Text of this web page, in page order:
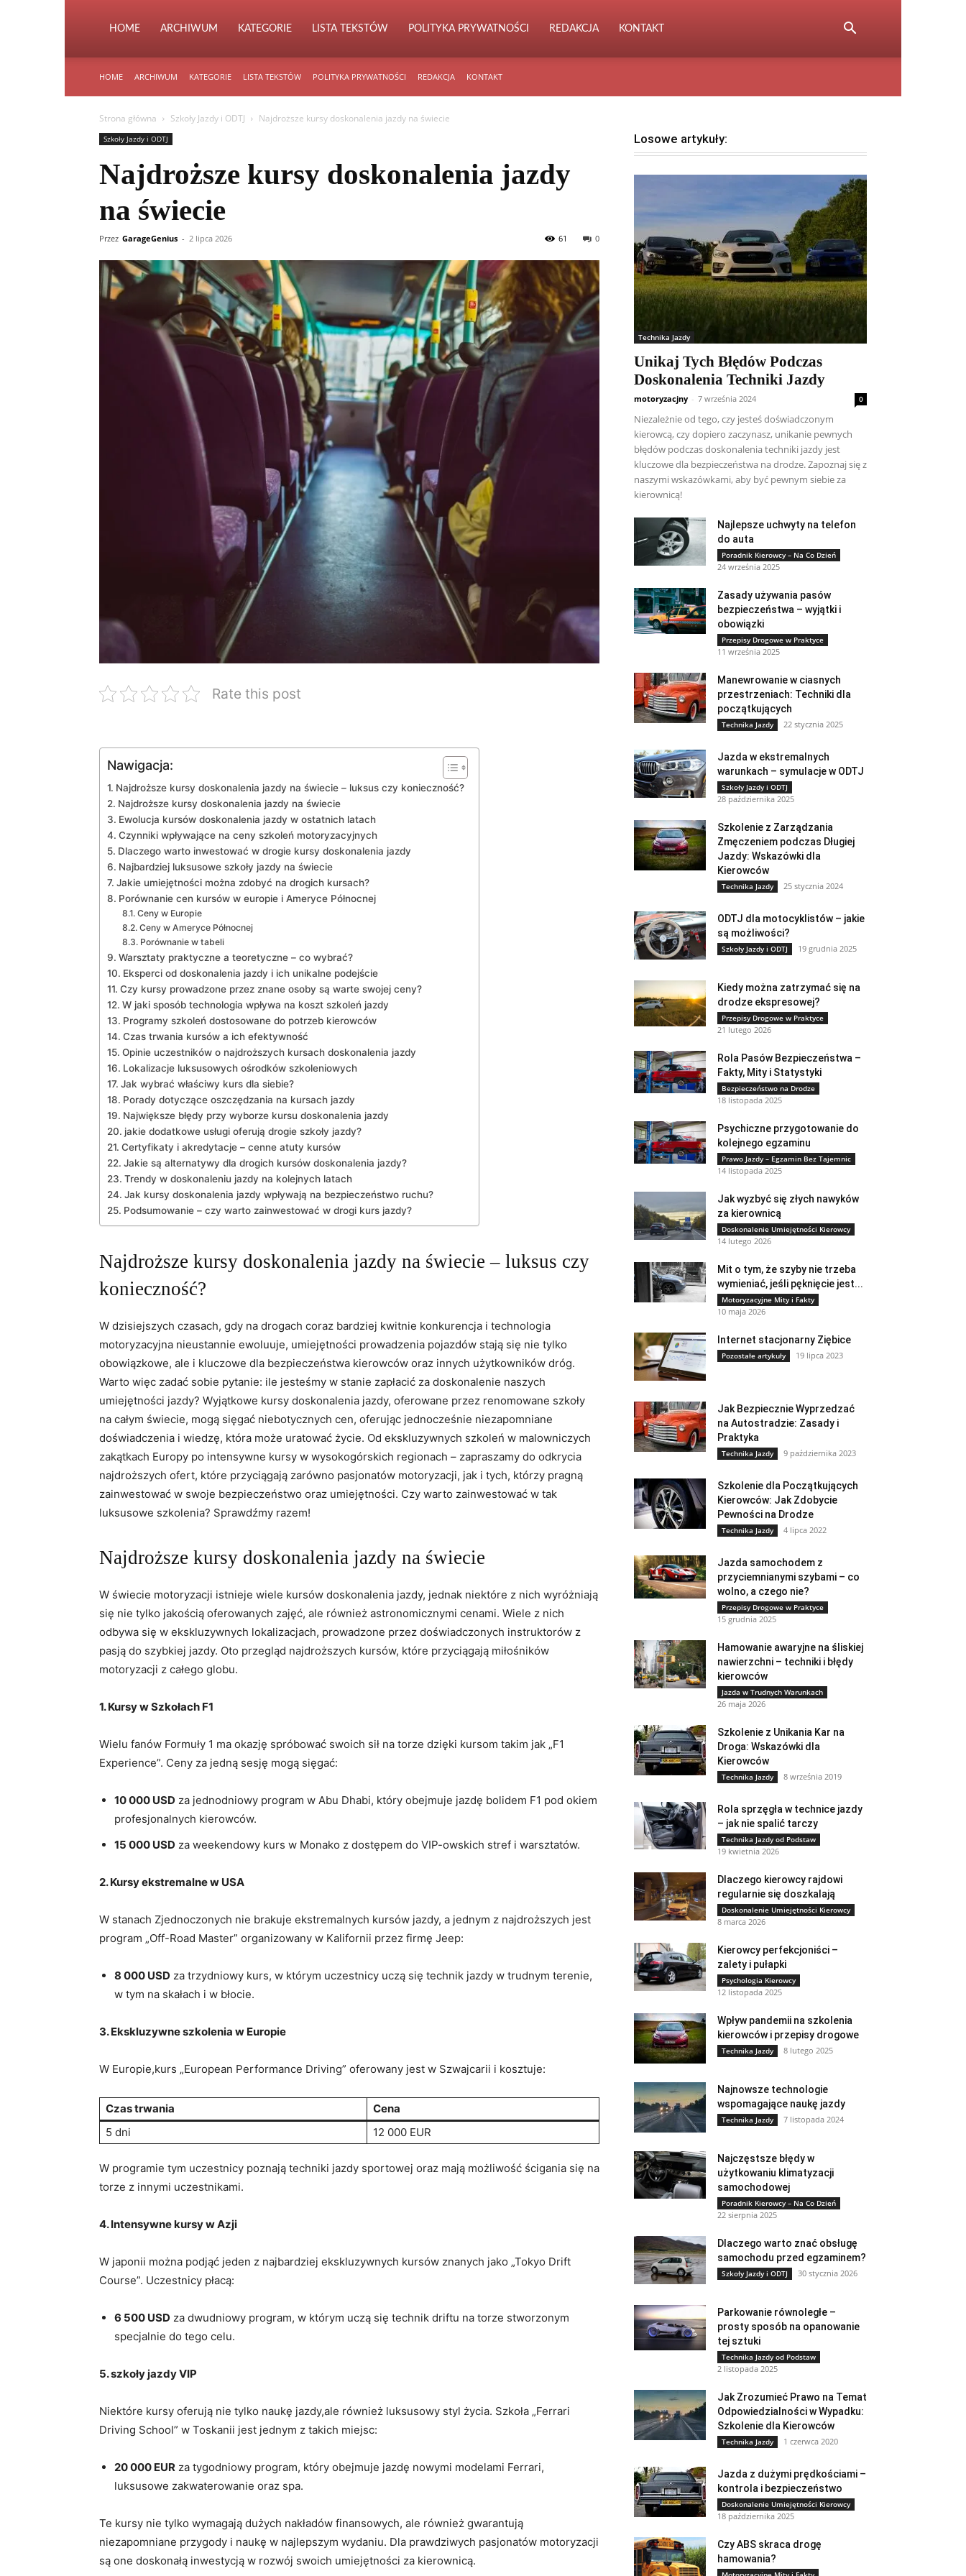
HOME ARCHIWUM KATEGORIE LISTA TEKSTÓW POLITYKA PRYWATNOŚCI REDAKCJA KONTAKT
HOME ARCHIWUM KATEGORIE LISTA TEKSTÓW POLITYKA PRYWATNOŚCI REDAKCJA KONTAKT
Strona główna Szkoły Jazdy i ODTJ Najdroższe kursy doskonalenia jazdy na świecie
Szkoły Jazdy i ODTJ
Najdroższe kursy doskonalenia jazdy
na świecie
Przez GarageGenius - 2 lipca 2026 0
61
Rate this post
Nawigacja:
Najdroższe kursy doskonalenia jazdy na świecie – luksus czy konieczność?
Najdroższe kursy doskonalenia jazdy na świecie
Ewolucja kursów doskonalenia jazdy w ostatnich latach
Czynniki wpływające na ceny szkoleń motoryzacyjnych
Dlaczego warto inwestować w drogie kursy doskonalenia jazdy
Najbardziej luksusowe szkoły jazdy na świecie
Jakie umiejętności można zdobyć na drogich kursach?
Porównanie cen kursów w europie i Ameryce Północnej
Ceny w Europie
Ceny w Ameryce Północnej
Porównanie w tabeli
Warsztaty praktyczne a teoretyczne – co wybrać?
Eksperci od doskonalenia jazdy i ich unikalne podejście
Czy kursy prowadzone przez znane osoby są warte swojej ceny?
W jaki sposób technologia wpływa na koszt szkoleń jazdy
Programy szkoleń dostosowane do potrzeb kierowców
Czas trwania kursów a ich efektywność
Opinie uczestników o najdroższych kursach doskonalenia jazdy
Lokalizacje luksusowych ośrodków szkoleniowych
Jak wybrać właściwy kurs dla siebie?
Porady dotyczące oszczędzania na kursach jazdy
Największe błędy przy wyborze kursu doskonalenia jazdy
jakie dodatkowe usługi oferują drogie szkoły jazdy?
Certyfikaty i akredytacje – cenne atuty kursów
Jakie są alternatywy dla drogich kursów doskonalenia jazdy?
Trendy w doskonaleniu jazdy na kolejnych latach
Jak kursy doskonalenia jazdy wpływają na bezpieczeństwo ruchu?
Podsumowanie – czy warto zainwestować w drogi kurs jazdy?
Najdroższe kursy doskonalenia jazdy na świecie – luksus czy
konieczność?
W dzisiejszych czasach, gdy na drogach coraz bardziej kwitnie konkurencja i technologia
motoryzacyjna nieustannie ewoluuje, umiejętności prowadzenia pojazdów stają się nie tylko
obowiązkowe, ale i kluczowe dla bezpieczeństwa kierowców oraz innych użytkowników dróg.
Warto więc zadać sobie pytanie: ile jesteśmy w stanie zapłacić za doskonalenie naszych
umiejętności jazdy? Wyjątkowe kursy doskonalenia jazdy, oferowane przez renomowane szkoły
na całym świecie, mogą sięgać niebotycznych cen, oferując jednocześnie niezapomniane
doświadczenia i wiedzę, która może uratować życie. Od ekskluzywnych szkoleń w malowniczych
zakątkach Europy po intensywne kursy w wysokogórskich regionach – zapraszamy do odkrycia
najdroższych ofert, które przyciągają zarówno pasjonatów motoryzacji, jak i tych, którzy pragną
zainwestować w swoje bezpieczeństwo oraz umiejętności. Czy warto zainwestować w tak
luksusowe szkolenia? Sprawdźmy razem!
Najdroższe kursy doskonalenia jazdy na świecie
W świecie motoryzacji istnieje wiele kursów doskonalenia jazdy, jednak niektóre z nich wyróżniają
się nie tylko jakością oferowanych zajęć, ale również astronomicznymi cenami. Wiele z nich
odbywa się w ekskluzywnych lokalizacjach, prowadzone przez doświadczonych instruktorów z
pasją do szybkiej jazdy. Oto przegląd najdroższych kursów, które przyciągają miłośników
motoryzacji z całego globu.
1. Kursy w Szkołach F1
Wielu fanów Formuły 1 ma okazję spróbować swoich sił na torze dzięki kursom takim jak „F1
Experience”. Ceny za jedną sesję mogą sięgać:
10 000 USD za jednodniowy program w Abu Dhabi, który obejmuje jazdę bolidem F1 pod okiem
profesjonalnych kierowców.
15 000 USD za weekendowy kurs w Monako z dostępem do VIP-owskich stref i warsztatów.
2. Kursy ekstremalne w USA
W stanach Zjednoczonych nie brakuje ekstremalnych kursów jazdy, a jednym z najdroższych jest
program „Off-Road Master” organizowany w Kalifornii przez firmę Jeep:
8 000 USD za trzydniowy kurs, w którym uczestnicy uczą się technik jazdy w trudnym terenie,
w tym na skałach i w błocie.
3. Ekskluzywne szkolenia w Europie
W Europie,kurs „European Performance Driving” oferowany jest w Szwajcarii i kosztuje:
Czas trwania
Cena
5 dni
12 000 EUR
W programie tym uczestnicy poznają techniki jazdy sportowej oraz mają możliwość ścigania się na
torze z innymi uczestnikami.
4. Intensywne kursy w Azji
W japonii można podjąć jeden z najbardziej ekskluzywnych kursów znanych jako „Tokyo Drift
Course”. Uczestnicy płacą:
6 500 USD za dwudniowy program, w którym uczą się technik driftu na torze stworzonym
specjalnie do tego celu.
5. szkoły jazdy VIP
Niektóre kursy oferują nie tylko naukę jazdy,ale również luksusowy styl życia. Szkoła „Ferrari
Driving School” w Toskanii jest jednym z takich miejsc:
20 000 EUR za tygodniowy program, który obejmuje jazdę nowymi modelami Ferrari,
luksusowe zakwaterowanie oraz spa.
Te kursy nie tylko wymagają dużych nakładów finansowych, ale również gwarantują
niezapomniane przygody i naukę w najlepszym wydaniu. Dla prawdziwych pasjonatów motoryzacji
są one doskonałą inwestycją w rozwój swoich umiejętności za kierownicą.
Losowe artykuły:
Technika Jazdy
Unikaj Tych Błędów Podczas
Doskonalenia Techniki Jazdy
motoryzacjny - 7 września 2024 0
Niezależnie od tego, czy jesteś doświadczonym
kierowcą, czy dopiero zaczynasz, unikanie pewnych
błędów podczas doskonalenia techniki jazdy jest
kluczowe dla bezpieczeństwa na drodze. Zapoznaj się z
naszymi wskazówkami, aby być pewnym siebie za
kierownicą!
Najlepsze uchwyty na telefon
do auta
Poradnik Kierowcy – Na Co Dzień
24 września 2025
Zasady używania pasów
bezpieczeństwa – wyjątki i
obowiązki
Przepisy Drogowe w Praktyce
11 września 2025
Manewrowanie w ciasnych
przestrzeniach: Techniki dla
początkujących
Technika Jazdy 22 stycznia 2025
Jazda w ekstremalnych
warunkach – symulacje w ODTJ
Szkoły Jazdy i ODTJ
28 października 2025
Szkolenie z Zarządzania
Zmęczeniem podczas Długiej
Jazdy: Wskazówki dla
Kierowców
Technika Jazdy 25 stycznia 2024
ODTJ dla motocyklistów – jakie
są możliwości?
Szkoły Jazdy i ODTJ 19 grudnia 2025
Kiedy można zatrzymać się na
drodze ekspresowej?
Przepisy Drogowe w Praktyce
21 lutego 2026
Rola Pasów Bezpieczeństwa –
Fakty, Mity i Statystyki
Bezpieczeństwo na Drodze
18 listopada 2025
Psychiczne przygotowanie do
kolejnego egzaminu
Prawo Jazdy – Egzamin Bez Tajemnic
14 listopada 2025
Jak wyzbyć się złych nawyków
za kierownicą
Doskonalenie Umiejętności Kierowcy
14 lutego 2026
Mit o tym, że szyby nie trzeba
wymieniać, jeśli pęknięcie jest...
Motoryzacyjne Mity i Fakty
10 maja 2026
Internet stacjonarny Ziębice
Pozostałe artykuły 19 lipca 2023
Jak Bezpiecznie Wyprzedzać
na Autostradzie: Zasady i
Praktyka
Technika Jazdy 9 października 2023
Szkolenie dla Początkujących
Kierowców: Jak Zdobycie
Pewności na Drodze
Technika Jazdy 4 lipca 2022
Jazda samochodem z
przyciemnianymi szybami – co
wolno, a czego nie?
Przepisy Drogowe w Praktyce
15 grudnia 2025
Hamowanie awaryjne na śliskiej
nawierzchni – techniki i błędy
kierowców
Jazda w Trudnych Warunkach
26 maja 2026
Szkolenie z Unikania Kar na
Droga: Wskazówki dla
Kierowców
Technika Jazdy 8 września 2019
Rola sprzęgła w technice jazdy
– jak nie spalić tarczy
Technika Jazdy od Podstaw
19 kwietnia 2026
Dlaczego kierowcy rajdowi
regularnie się doszkalają
Doskonalenie Umiejętności Kierowcy
8 marca 2026
Kierowcy perfekcjoniści –
zalety i pułapki
Psychologia Kierowcy
12 listopada 2025
Wpływ pandemii na szkolenia
kierowców i przepisy drogowe
Technika Jazdy 8 lutego 2025
Najnowsze technologie
wspomagające naukę jazdy
Technika Jazdy 7 listopada 2024
Najczęstsze błędy w
użytkowaniu klimatyzacji
samochodowej
Poradnik Kierowcy – Na Co Dzień
22 sierpnia 2025
Dlaczego warto znać obsługę
samochodu przed egzaminem?
Szkoły Jazdy i ODTJ 30 stycznia 2026
Parkowanie równoległe –
prosty sposób na opanowanie
tej sztuki
Technika Jazdy od Podstaw
2 listopada 2025
Jak Zrozumieć Prawo na Temat
Odpowiedzialności w Wypadku:
Szkolenie dla Kierowców
Technika Jazdy 1 czerwca 2020
Jazda z dużymi prędkościami –
kontrola i bezpieczeństwo
Doskonalenie Umiejętności Kierowcy
18 października 2025
Czy ABS skraca drogę
hamowania?